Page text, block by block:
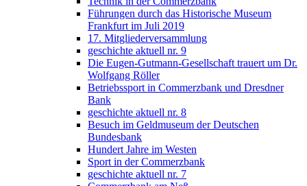
Führungen durch das Historische Museum
Frankfurt im Juli 2019
17. Mitgliederversammlung
geschichte aktuell nr. 9
Die Eugen-Gutmann-Gesellschaft trauert um Dr.
Wolfgang Röller
Betriebssport in Commerzbank und Dresdner
Bank
geschichte aktuell nr. 8
Besuch im Geldmuseum der Deutschen
Bundesbank
Hundert Jahre im Westen
Sport in der Commerzbank
geschichte aktuell nr. 7